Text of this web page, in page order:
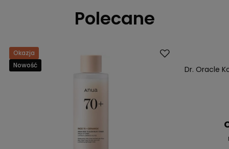
Polecane
Okazja
Nowość
Dr. Oracle